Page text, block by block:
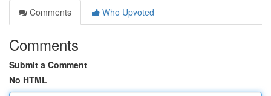
Comments
Who Upvoted
Comments
Submit a Comment
No HTML